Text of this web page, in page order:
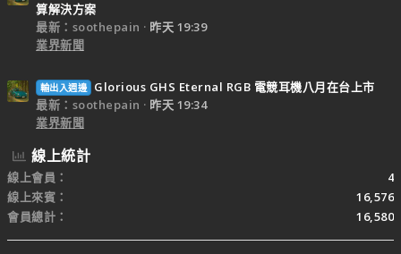
算解決方案
最新：soothepain
昨天 19:39
業界新聞
輸出入週邊
Glorious GHS Eternal RGB 電競耳機八月在台上市
最新：soothepain
昨天 19:34
業界新聞
線上統計
線上會員
4
線上來賓
16,576
會員總計
16,580